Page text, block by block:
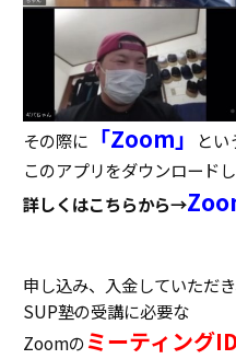
その際に 「Zoom」
と
このアプリをダウンロード
詳しくはこちらから→
申し込み、入金していただ
SUP塾の受講に必要な
ZoomのミーティングID